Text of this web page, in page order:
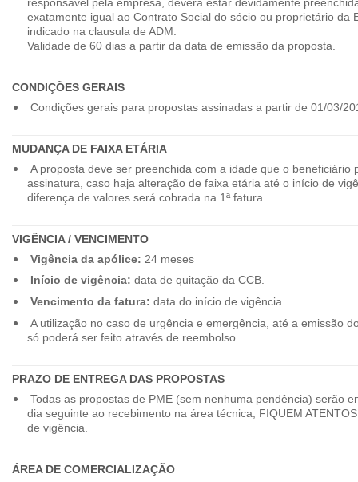
exatamente igual ao Contrato Social do sócio ou proprietário da
indicado na clausula de ADM.
Validade de 60 dias a partir da data de emissão da proposta.
CONDIÇÕES GERAIS
Condições gerais para propostas assinadas a partir de 01/03/
MUDANÇA DE FAIXA ETÁRIA
A proposta deve ser preenchida com a idade que o beneficiário
assinatura, caso haja alteração de faixa etária até o início de
diferença de valores será cobrada na 1ª fatura.
VIGÊNCIA / VENCIMENTO
Vigência da apólice: 24 meses
Início de vigência: data de quitação da CCB.
Vencimento da fatura: data do início de vigência
A utilização no caso de urgência e emergência, até a emissão
só poderá ser feito através de reembolso.
PRAZO DE ENTREGA DAS PROPOSTAS
Todas as propostas de PME (sem nenhuma pendência) serão
dia seguinte ao recebimento na área técnica, FIQUEM
de vigência.
ÁREA DE COMERCIALIZAÇÃO